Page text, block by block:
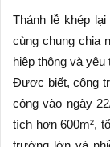
Thánh lễ khép
cùng chung chia
hiệp thông và
Được biết, công
công vào ngày
tích hơn 600m²,